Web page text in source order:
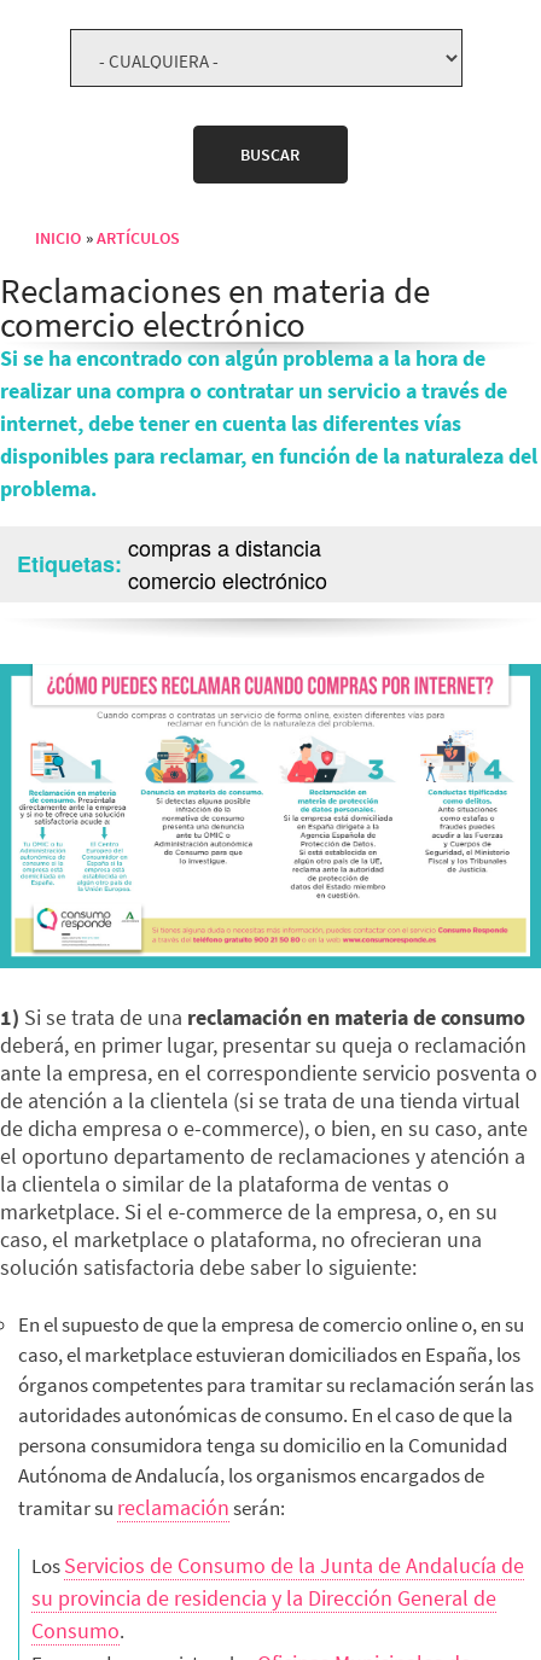
Sobrescribir enlaces de ayuda a la navegación
INICIO ARTÍCULOS
Reclamaciones en materia de
comercio electrónico
Si se ha encontrado con algún problema a la hora de
realizar una compra o contratar un servicio a través de
internet, debe tener en cuenta las diferentes vías
disponibles para reclamar, en función de la naturaleza del
problema.
Etiquetas
compras a distancia
comercio electrónico
1) Si se trata de una reclamación en materia de consumo
deberá, en primer lugar, presentar su queja o reclamación
ante la empresa, en el correspondiente servicio posventa o
de atención a la clientela (si se trata de una tienda virtual
de dicha empresa o e-commerce), o bien, en su caso, ante
el oportuno departamento de reclamaciones y atención a
la clientela o similar de la plataforma de ventas o
marketplace. Si el e-commerce de la empresa, o, en su
caso, el marketplace o plataforma, no ofrecieran una
solución satisfactoria debe saber lo siguiente:
En el supuesto de que la empresa de comercio online o, en su
caso, el marketplace estuvieran domiciliados en España, los
órganos competentes para tramitar su reclamación serán las
autoridades autonómicas de consumo. En el caso de que la
persona consumidora tenga su domicilio en la Comunidad
Autónoma de Andalucía, los organismos encargados de
tramitar su reclamaciónserán:
LosServicios de Consumo de la Junta de Andalucía de
su provincia de residencia y la Dirección General de
Consumo.